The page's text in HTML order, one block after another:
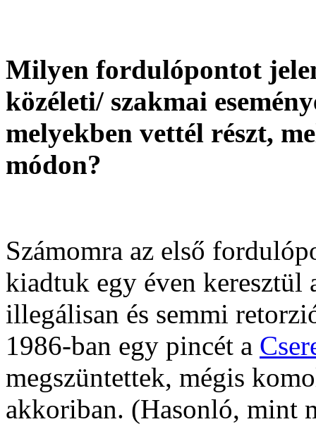
Milyen fordulópontot
közéleti/ szakmai
melyekben vettél részt,
módon?
Számomra az első
kiadtuk egy éven keresztül
illegálisan és semmi
1986-ban egy pincét a
megszüntettek, mégis
akkoriban. (Hasonló, mint